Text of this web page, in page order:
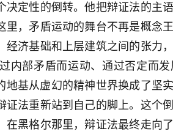
决定性的倒转。他把辩证法的主
里，矛盾运动的舞台不再是概念
济基础和上层建筑之间的张力
部矛盾而运动、通过否定而
基从虚幻的精神世界换成了坚
证法重新站到自己的脚上。这个
黑格尔那里，辩证法最终走向